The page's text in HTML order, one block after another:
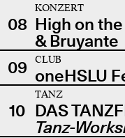
08
KONZERT
High on
& Bruyante
09
CLUB
oneHSLU
10
TANZ
DAS
Tanz-